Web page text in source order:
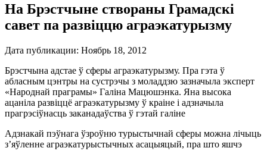
На Брэстчыне створаны Грамадскі
савет па развіццю аграэкатурызму
Дата публикации: Ноябрь 18, 2012
Брэстчына адстае ў сферы аграэкатурызму. Пра гэта ў
абласным цэнтры на сустрэчы з моладдзю зазначыла эксперт
«Народнай праграмы» Галіна Мацюшэнка. Яна высока
ацаніла развіццё аграэкатурызму ў краіне і адзначыла
прагрэсіўнасць заканадаўства ў гэтай галіне
Адзнакай пэўнага ўзроўню турыстычнай сферы можна лічыць
з’яўленне аграэкатурыстычных асацыяцый, пра што яшчэ